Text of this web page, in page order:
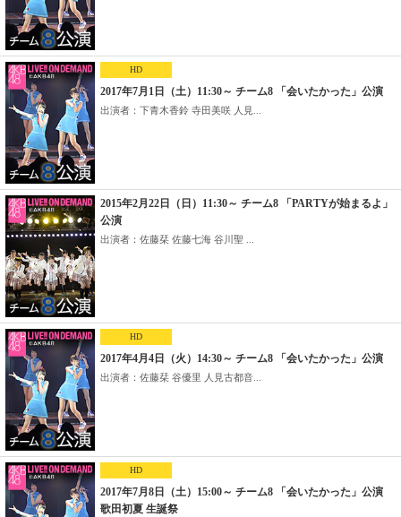
HD
2017年7月1日（土）11:30～ チーム8 「会いたかった」公演
出演者：下青木香鈴 寺田美咲 人見...
2015年2月22日（日）11:30～ チーム8 「PARTYが始まるよ」
公演
出演者：佐藤栞 佐藤七海 谷川聖 ...
HD
2017年4月4日（火）14:30～ チーム8 「会いたかった」公演
出演者：佐藤栞 谷優里 人見古都音...
HD
2017年7月8日（土）15:00～ チーム8 「会いたかった」公演
歌田初夏 生誕祭